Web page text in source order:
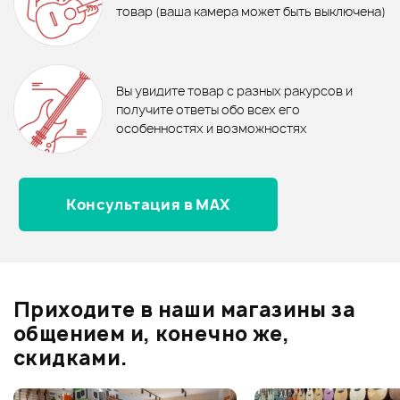
В корзину
Рейтинг
Страна происхождения
Особенности
Нейлоновые
NEW
Рейтинг
Страна происхождения
Особенности
Отзывы
0.0
Оценка5
Оценка4
Оценка1
товар (ваша камера может быть выключена)
Вы увидите товар с разных ракурсов и
получите ответы обо всех его
особенностях и возможностях
Консультация в MAX
Приходите в наши магазины за
общением и, конечно же,
скидками.